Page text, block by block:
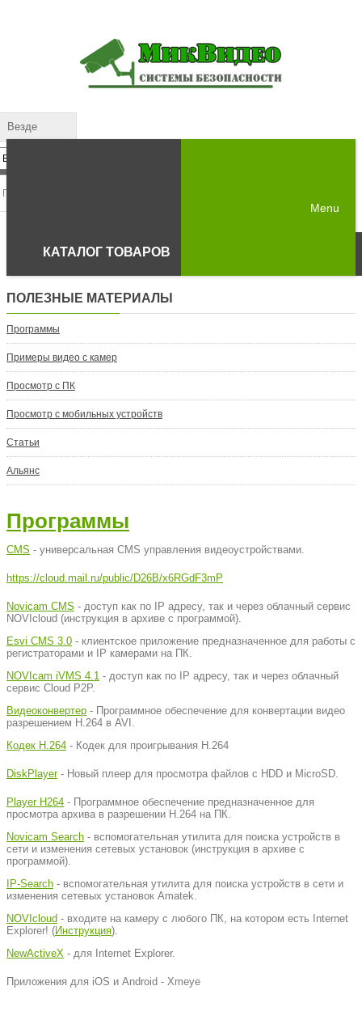
Везде
КАТАЛОГ ТОВАРОВ
Menu
ПОЛЕЗНЫЕ МАТЕРИАЛЫ
Программы
Примеры видео с камер
Просмотр с ПК
Просмотр с мобильных устройств
Статьи
Альянс
Программы
CMS - универсальная CMS управления видеоустройствами.
https://cloud.mail.ru/public/D26B/x6RGdF3mP
Novicam CMS - доступ как по IP адресу, так и через облачный сервис
NOVIcloud (инструкция в архиве с программой).
Esvi CMS 3.0 - клиентское приложение предназначенное для работы с
регистраторами и IP камерами на ПК.
NOVIcam iVMS 4.1 - доступ как по IP адресу, так и через облачный
сервис Cloud P2P.
Видеоконвертер - Программное обеспечение для конвертации видео
разрешением Н.264 в AVI.
Кодек H.264 - Кодек для проигрывания H.264
DiskPlayer- Новый плеер для просмотра файлов с HDD и MicroSD.
Player H264 - Программное обеспечение предназначенное для
просмотра архива в разрешении Н.264 на ПК.
Novicam Search - вспомогательная утилита для поиска устройств в
сети и изменения сетевых установок (инструкция в архиве с
программой).
IP-Search - вспомогательная утилита для поиска устройств в сети и
изменения сетевых установок Amatek.
NOVIcloud - входите на камеру с любого ПК, на котором есть Internet
Explorer! (Инструкция).
NewActiveX - для Internet Explorer.
Приложения для iOS и Android - Xmeye